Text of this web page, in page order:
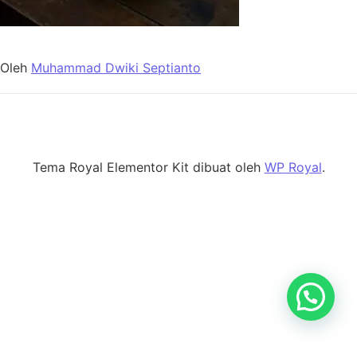
Oleh Muhammad Dwiki Septianto
Tema Royal Elementor Kit dibuat oleh WP Royal.